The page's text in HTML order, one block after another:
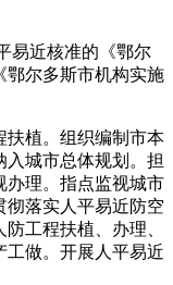
近核准的《鄂尔
鄂尔多斯市机构实施
植。组织编制市本
城市总体规划。担
办理。指点监视城市
彻落实人平易近防空
工程扶植、办理、
工做。开展人平易近